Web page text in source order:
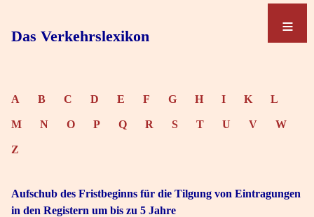
Das Verkehrslexikon ≡
≡
A B C D E F G H I K L
M N O P Q R S T U V W
Z
Aufschub des Fristbeginns für die Tilgung von Eintragungen
in den Registern um bis zu 5 Jahre